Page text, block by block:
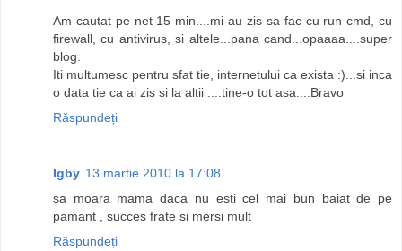
Am cautat pe net 15 min....mi-au zis sa fac cu run cmd, cu
firewall, cu antivirus, si altele...pana cand...opaaaa....super
blog.
Iti multumesc pentru sfat tie, internetului ca exista :)...si inca
o data tie ca ai zis si la altii ....tine-o tot asa....Bravo
Răspundeți
Igby 13 martie 2010 la 17:08
sa moara mama daca nu esti cel mai bun baiat de pe
pamant , succes frate si mersi mult
Răspundeți